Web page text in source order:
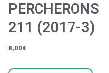
PERCHERONS
211 (2017-3)
8,00€